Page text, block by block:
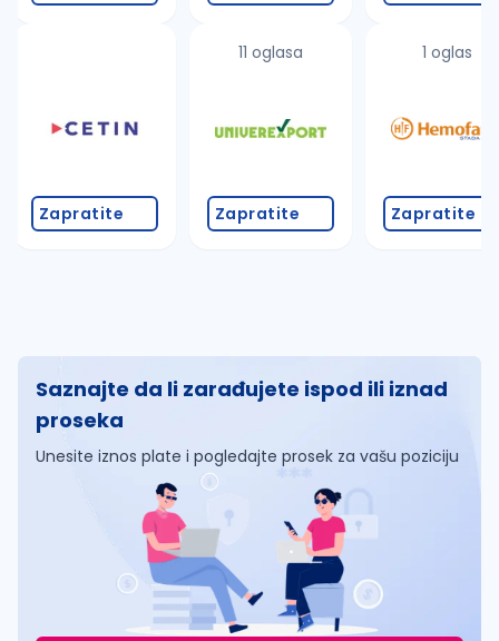
Zapratite
11 oglasa
Zapratite
1 oglas
Zapratite
Saznajte da li zarađujete ispod ili iznad
proseka
Unesite iznos plate i pogledajte prosek za vašu poziciju